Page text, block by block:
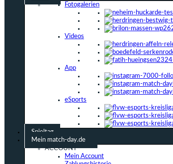
Fotogalerien
Videos
App
eSports
Spieltag
Mein match-day.de
ACCOUNT
Mein Account